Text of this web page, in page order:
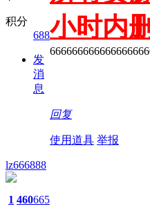
积分
688
发
消
息
小时内
回复
使用道具 举报
lz666888
1 460665